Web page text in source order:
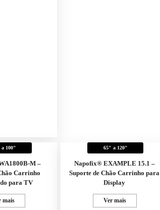
a 100"
M –
Carrinho
para TV
mais
65" a 120"
Napofix® EXAMPLE 15.1 –
Suporte de Chão Carrinho para
Display
Ver mais